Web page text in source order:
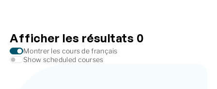
Afficher les résultats 0
Montrer les cours de français
Show scheduled courses